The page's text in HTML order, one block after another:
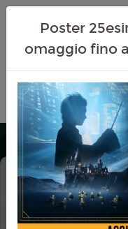
OBSESSION
Poster
omaggio fino